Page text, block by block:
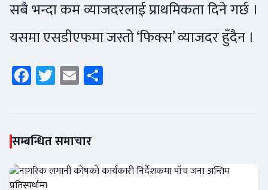
सबै भन्दा कम व्याजदरलाई प्राथमिकता दिने गर्छ ।
यसमा एसडीएफमा जस्तो ‘फिक्स’ व्याजदर हुँदैन ।
Facebook
Twitter
Email
सम्बन्धित समाचार